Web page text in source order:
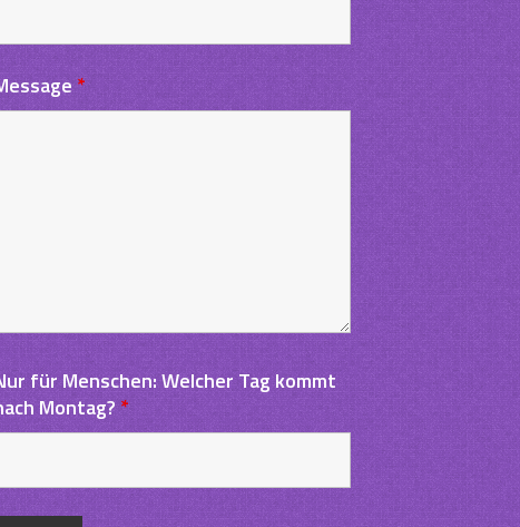
*
für Menschen: Welcher Tag kommt
Montag?*